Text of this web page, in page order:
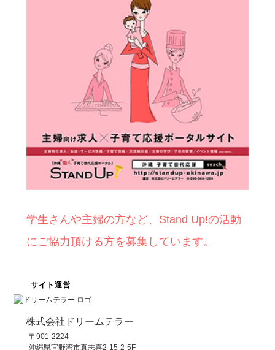
学生さんや主婦の方など、Stand Up!の活動
にご協力頂ける方を募集しています。
サイト運営
株式会社ドリームテラー
〒901-2224
沖縄県宜野湾市真志喜2-15-2-5F